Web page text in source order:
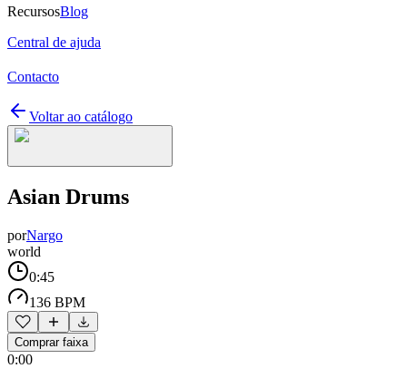
RecursosBlog
Central de ajuda
Contacto
Voltar ao catálogo
Asian Drums
porNargo
world
0:45
136 BPM
Comprar faixa
0:00